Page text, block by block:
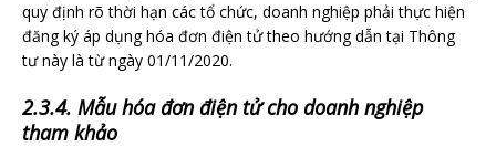
quy định rõ thời hạn các tổ chức, doanh nghiệp phải thực hiện
đăng ký áp dụng hóa đơn điện tử theo hướng dẫn tại Thông
tư này là từ ngày 01/11/2020.
2.3.4. Mẫu hóa đơn điện tử cho doanh nghiệp
tham khảo